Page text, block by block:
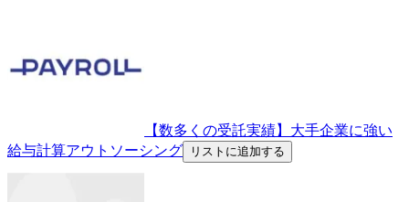
【数多くの受託実績】大手企業に強い
給与計算アウトソーシング
リストに追加する